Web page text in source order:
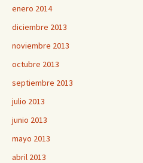
enero 2014
diciembre 2013
noviembre 2013
octubre 2013
septiembre 2013
julio 2013
junio 2013
mayo 2013
abril 2013